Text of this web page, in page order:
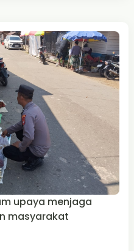
upaya menjaga
masyarakat